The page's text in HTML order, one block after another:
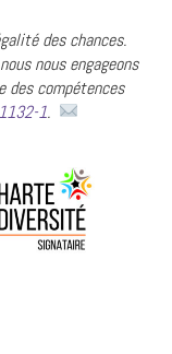
des chances.
nous engageons
des compétences
1.